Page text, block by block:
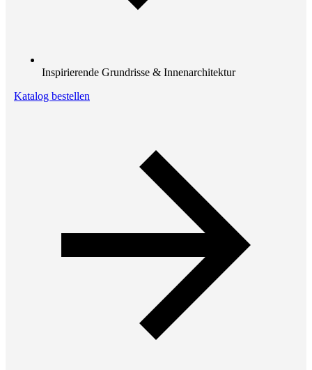
Inspirierende Grundrisse & Innenarchitektur
Katalog bestellen